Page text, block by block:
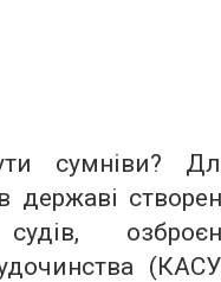
сумніви?
державі